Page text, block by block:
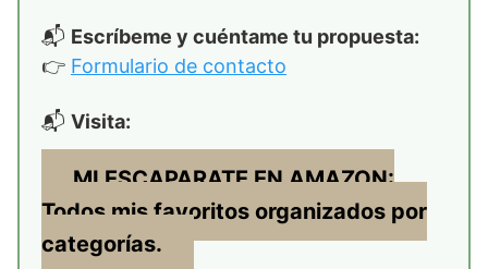
📬 Escríbeme y cuéntame tu propuesta:
👉 Formulario de contacto
📬 Visita:
MI ESCAPARATE EN AMAZON:
Todos mis favoritos organizados por
categorías.